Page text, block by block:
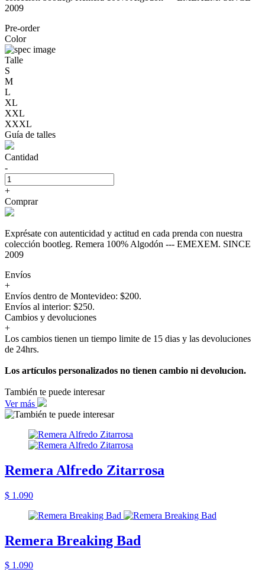
2009
Pre-order
Color
Talle
S
M
L
XL
XXL
XXXL
Guía de talles
Cantidad
-
+
Comprar
Exprésate con autenticidad y actitud en cada prenda con nuestra
colección bootleg. Remera 100% Algodón --- EMEXEM. SINCE
2009
Envíos
+
Envíos dentro de Montevideo: $200.
Envíos al interior: $250.
Cambios y devoluciones
+
Los cambios tienen un tiempo limite de 15 dias y las devoluciones
de 24hrs.
Los artículos personalizados no tienen cambio ni devolucion.
También te puede interesar
Ver más
Remera Alfredo Zitarrosa
$ 1.090
Remera Breaking Bad
$ 1.090